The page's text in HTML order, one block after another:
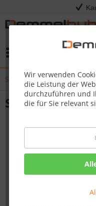
Wir verwenden
die Leistung der
durchzuführen und
die für Sie relevant
Sortiment & Kataloge
Sortiment &